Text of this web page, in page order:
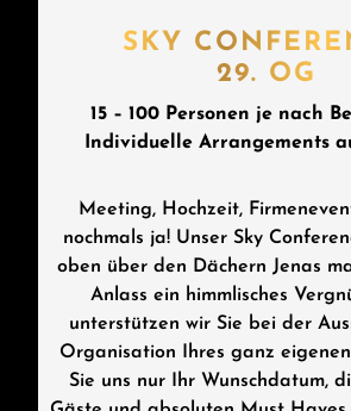
SKY
29. OG
15 – 100 Personen je nach
Individuelle Arrangements
Meeting, Hochzeit,
nochmals ja! Unser Sky
oben über den Dächern Jenas
Anlass ein himmlisches
unterstützen wir Sie bei der
Organisation Ihres ganz
Sie uns nur Ihr Wunschdatum,